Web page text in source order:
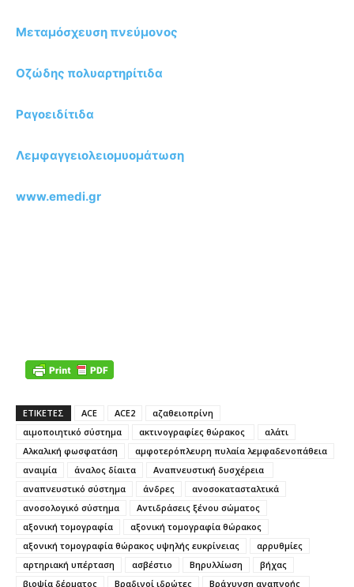
Μεταμόσχευση πνεύμονος
Οζώδης πολυαρτηρίτιδα
Ραγοειδίτιδα
Λεμφαγγειολειομυομάτωση
www.emedi.gr
ΕΤΙΚΕΤΕΣ ACE ACE2
αζαθειοπρίνη
αιμοποιητικό σύστημα
ακτινογραφίες θώρακος
αλάτι
Αλκαλική φωσφατάση
αμφοτερόπλευρη πυλαία λεμφαδενοπάθεια
αναιμία
άναλος δίαιτα
Αναπνευστική δυσχέρεια
αναπνευστικό σύστημα
άνδρες
ανοσοκατασταλτικά
ανοσολογικό σύστημα
Αντιδράσεις ξένου σώματος
αξονική τομογραφία
αξονική τομογραφία θώρακος
αξονική τομογραφία θώρακος υψηλής ευκρίνειας
αρρυθμίες
αρτηριακή υπέρταση
ασβέστιο Βηρυλλίωση
βήχας
βιοψία δέρματος
Βραδινοί ιδρώτες Βράχυνση αναπνοής